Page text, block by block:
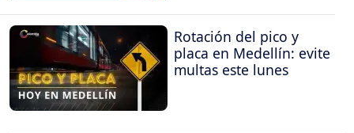
Rotación del pico y
placa en Medellín: evite
multas este lunes